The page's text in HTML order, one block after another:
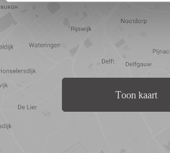
Toon kaart